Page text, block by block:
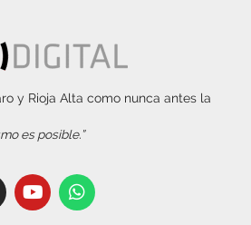
y Rioja Alta como nunca antes la
es posible.”